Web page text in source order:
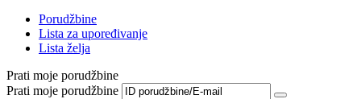
Porudžbine
Lista za upoređivanje
Lista želja
Prati moje porudžbine
Prati moje porudžbine